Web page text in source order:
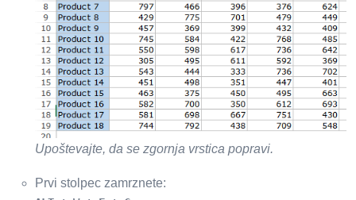
Upoštevajte, da se zgornja vrstica popravi.
Prvi stolpec zamrznete: